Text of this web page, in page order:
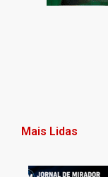
Mais Lidas